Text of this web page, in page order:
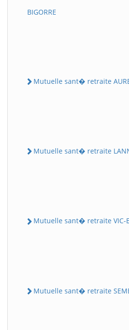
BIGORRE
Mutuelle sant� retraite
Mutuelle sant� retraite
Mutuelle sant� retraite VIC-
Mutuelle sant� retraite